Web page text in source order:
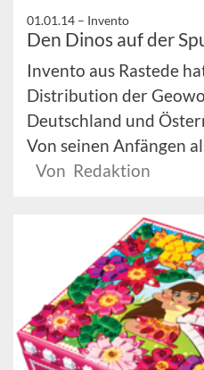
01.01.14 – Invento
Den Dinos auf der
Invento aus Rastede
Distribution der
Deutschland und
Von seinen Anfängen
Von Redaktion